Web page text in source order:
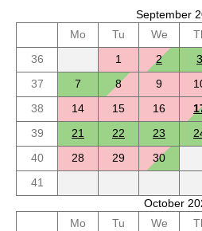
September
Mo
Tu We
36
1 2 3
37
7 8 9
38
14 15 16
39
21 22 23
40
28 29
30
41
October
Mo
Tu We